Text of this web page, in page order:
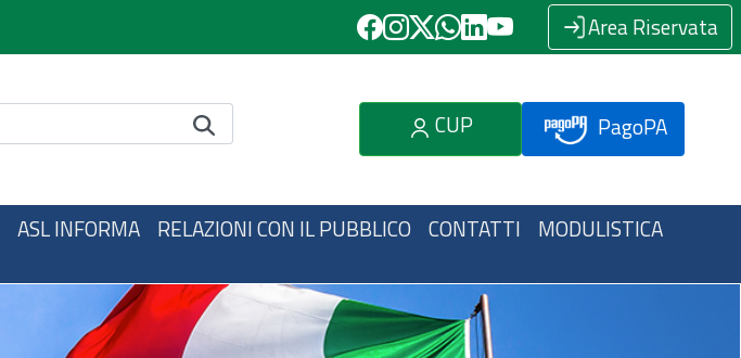
Area Riservata
CUP PagoPA
ASL INFORMA RELAZIONI CON IL PUBBLICO CONTATTI MODULISTICA